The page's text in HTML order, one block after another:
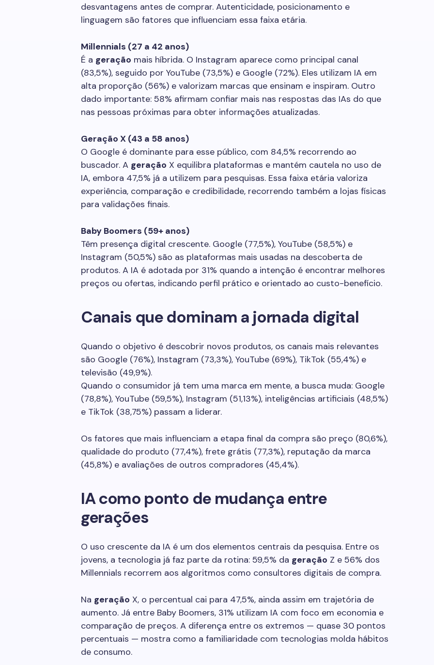
desvantagens antes de comprar. Autenticidade, posicionamento e
linguagem são fatores que influenciam essa faixa etária.
Millennials (27 a 42 anos)
É a geração mais híbrida. O Instagram aparece como principal canal
(83,5%), seguido por YouTube (73,5%) e Google (72%). Eles utilizam IA em
alta proporção (56%) e valorizam marcas que ensinam e inspiram. Outro
dado importante: 58% afirmam confiar mais nas respostas das IAs do que
nas pessoas próximas para obter informações atualizadas.
Geração X (43 a 58 anos)
O Google é dominante para esse público, com 84,5% recorrendo ao
buscador. A geração X equilibra plataformas e mantém cautela no uso de
IA, embora 47,5% já a utilizem para pesquisas. Essa faixa etária valoriza
experiência, comparação e credibilidade, recorrendo também a lojas físicas
para validações finais.
Baby Boomers (59+ anos)
Têm presença digital crescente. Google (77,5%), YouTube (58,5%) e
Instagram (50,5%) são as plataformas mais usadas na descoberta de
produtos. A IA é adotada por 31% quando a intenção é encontrar melhores
preços ou ofertas, indicando perfil prático e orientado ao custo-benefício.
Canais que dominam a jornada digital
Quando o objetivo é descobrir novos produtos, os canais mais relevantes
são Google (76%), Instagram (73,3%), YouTube (69%), TikTok (55,4%) e
televisão (49,9%).
Quando o consumidor já tem uma marca em mente, a busca muda: Google
(78,8%), YouTube (59,5%), Instagram (51,13%), inteligências artificiais (48,5%)
e TikTok (38,75%) passam a liderar.
Os fatores que mais influenciam a etapa final da compra são preço (80,6%),
qualidade do produto (77,4%), frete grátis (77,3%), reputação da marca
(45,8%) e avaliações de outros compradores (45,4%).
IA como ponto de mudança entre
gerações
O uso crescente da IA é um dos elementos centrais da pesquisa. Entre os
jovens, a tecnologia já faz parte da rotina: 59,5% da geração Z e 56% dos
Millennials recorrem aos algoritmos como consultores digitais de compra.
Na geração X, o percentual cai para 47,5%, ainda assim em trajetória de
aumento. Já entre Baby Boomers, 31% utilizam IA com foco em economia e
comparação de preços. A diferença entre os extremos — quase 30 pontos
percentuais — mostra como a familiaridade com tecnologias molda hábitos
de consumo.